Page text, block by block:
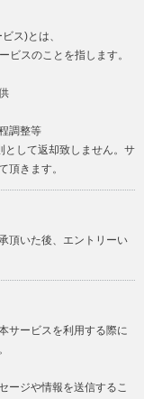
ス)とは、
ビスのことを指します。
調整等
として返却致しません。サ
頂きます。
頂いた後、エントリーい
サービスを利用する際に
ージや情報を送信するこ